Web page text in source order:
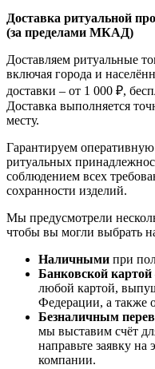
Доставка ритуальной
(за пределами МКАД)
Доставляем ритуальные
включая города и
доставки – от 1 000 ₽,
Доставка выполняется
месту.
Гарантируем
ритуальных
соблюдением всех
сохранности изделий.
Мы предусмотрели
чтобы вы могли выбрать
Наличными при
Банковской картой
любой картой,
Федерации, а также
Безналичным
мы выставим счёт
направьте заявку
компании.